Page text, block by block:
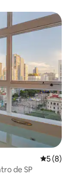
5 de
5 (8)
de SP